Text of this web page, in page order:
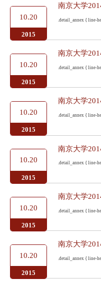
10.20
2015
10.20
2015
10.20
2015
10.20
2015
10.20
2015
10.20
2015